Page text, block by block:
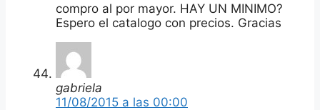
compro al por mayor. HAY UN MINIMO?
Espero el catalogo con precios. Gracias
gabriela
11/08/2015 a las 00:00